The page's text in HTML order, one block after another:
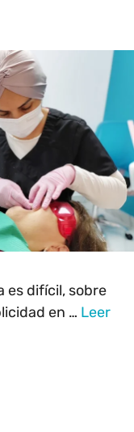
es difícil, sobre
en … Leer